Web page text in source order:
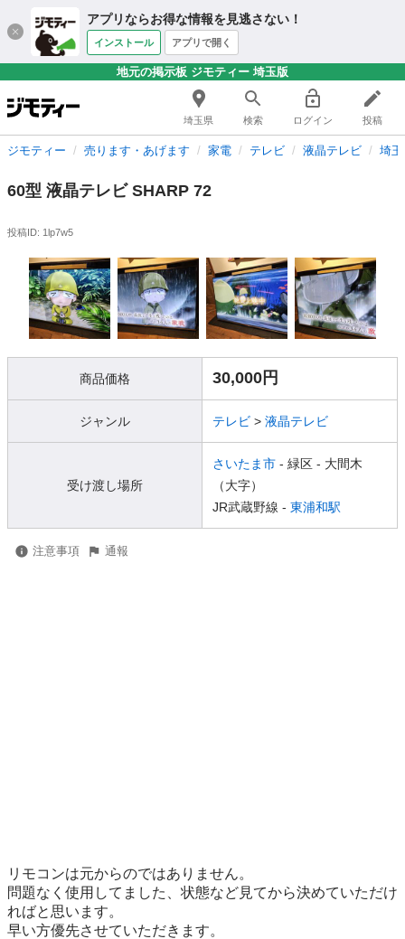
アプリならお得な情報を見逃さない！
インストール アプリで開く
地元の掲示板 ジモティー 埼玉版
埼玉県 検索 ログイン 投稿
ジモティー 売ります・あげます 家電 テレビ 液晶テレビ 埼
60型 液晶テレビ SHARP 72
投稿ID: 1lp7w5
商品価格 30,000円
ジャンル テレビ > 液晶テレビ
受け渡し場所
さいたま市 - 緑区 - 大間木
（大字）
JR武蔵野線 - 東浦和駅
注意事項 通報
リモコンは元からのではありません。
問題なく使用してました、状態など見てから決めていただけ
ればと思います。
早い方優先させていただきます。